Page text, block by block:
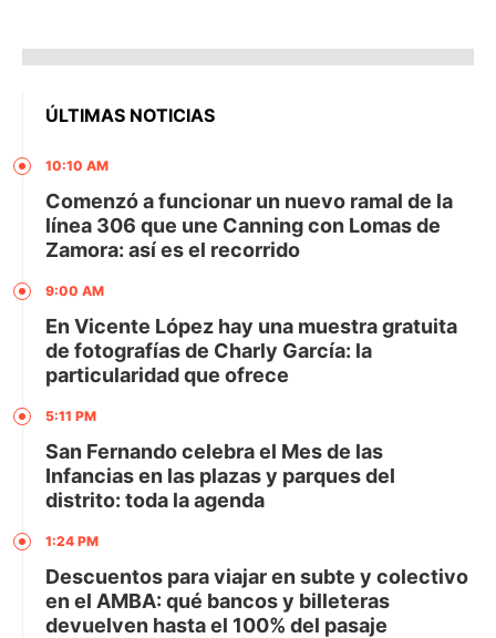
ÚLTIMAS NOTICIAS
10:10 AM
Comenzó a funcionar un nuevo ramal de la
línea 306 que une Canning con Lomas de
Zamora: así es el recorrido
9:00 AM
En Vicente López hay una muestra gratuita
de fotografías de Charly García: la
particularidad que ofrece
5:11 PM
San Fernando celebra el Mes de las
Infancias en las plazas y parques del
distrito: toda la agenda
1:24 PM
Descuentos para viajar en subte y colectivo
en el AMBA: qué bancos y billeteras
devuelven hasta el 100% del pasaje